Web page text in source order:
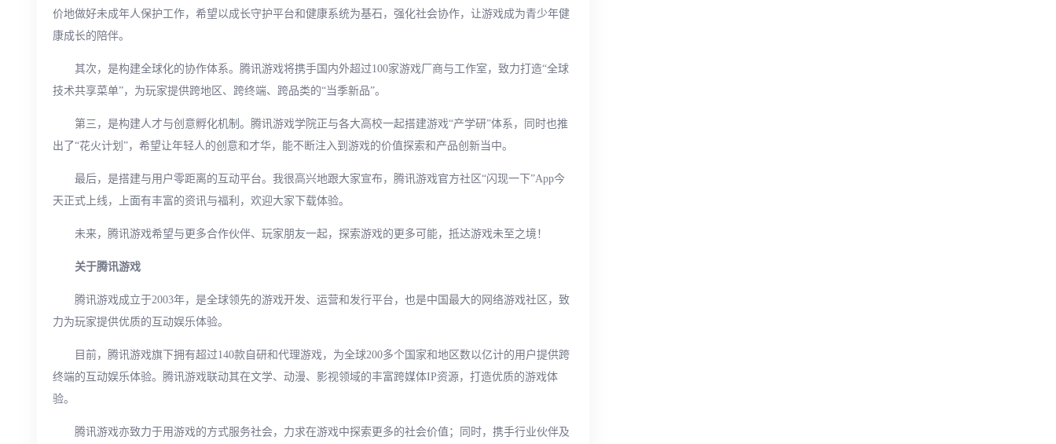
价地做好未成年人保护工作，希望以成长守护平台和健康系统为基石，强化社会协作，让游戏成为青少年健
康成长的陪伴。
其次，是构建全球化的协作体系。腾讯游戏将携手国内外超过100家游戏厂商与工作室，致力打造“全球
技术共享菜单”，为玩家提供跨地区、跨终端、跨品类的“当季新品”。
第三，是构建人才与创意孵化机制。腾讯游戏学院正与各大高校一起搭建游戏“产学研”体系，同时也推
出了“花火计划”，希望让年轻人的创意和才华，能不断注入到游戏的价值探索和产品创新当中。
最后，是搭建与用户零距离的互动平台。我很高兴地跟大家宣布，腾讯游戏官方社区“闪现一下”App今
天正式上线，上面有丰富的资讯与福利，欢迎大家下载体验。
未来，腾讯游戏希望与更多合作伙伴、玩家朋友一起，探索游戏的更多可能，抵达游戏未至之境！
关于腾讯游戏
腾讯游戏成立于2003年，是全球领先的游戏开发、运营和发行平台，也是中国最大的网络游戏社区，致
力为玩家提供优质的互动娱乐体验。
目前，腾讯游戏旗下拥有超过140款自研和代理游戏，为全球200多个国家和地区数以亿计的用户提供跨
终端的互动娱乐体验。腾讯游戏联动其在文学、动漫、影视领域的丰富跨媒体IP资源，打造优质的游戏体
验。
腾讯游戏亦致力于用游戏的方式服务社会，力求在游戏中探索更多的社会价值；同时，携手行业伙伴及